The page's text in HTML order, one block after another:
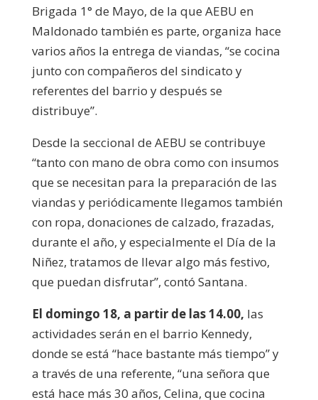
Brigada 1° de Mayo, de la que AEBU en
Maldonado también es parte, organiza hace
varios años la entrega de viandas, “se cocina
junto con compañeros del sindicato y
referentes del barrio y después se
distribuye”.
Desde la seccional de AEBU se contribuye
“tanto con mano de obra como con insumos
que se necesitan para la preparación de las
viandas y periódicamente llegamos también
con ropa, donaciones de calzado, frazadas,
durante el año, y especialmente el Día de la
Niñez, tratamos de llevar algo más festivo,
que puedan disfrutar”, contó Santana.
El domingo 18, a partir de las 14.00, las
actividades serán en el barrio Kennedy,
donde se está “hace bastante más tiempo” y
a través de una referente, “una señora que
está hace más 30 años, Celina, que cocina